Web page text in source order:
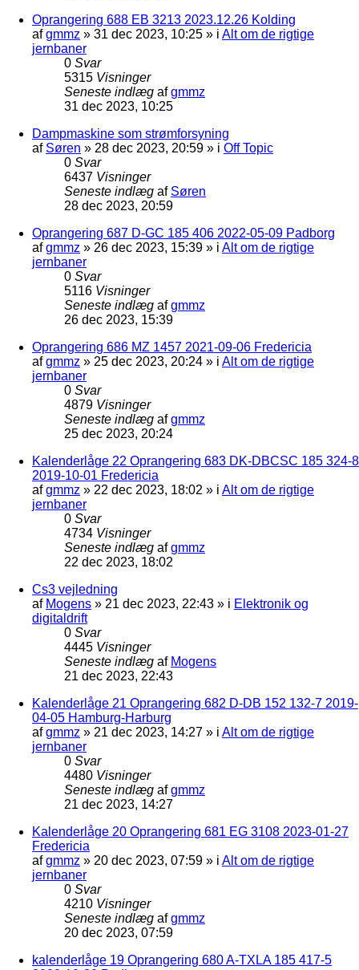
Oprangering 688 EB 3213 2023.12.26 Kolding
afgmmz » 31 dec 2023, 10:25 » i Alt om de rigtige
jernbaner
0 Svar
5315 Visninger
Seneste indlæg afgmmz
31 dec 2023, 10:25
Dampmaskine som strømforsyning
af Søren » 28 dec 2023, 20:59 » i Off Topic
0 Svar
6437 Visninger
Seneste indlæg af Søren
28 dec 2023, 20:59
Oprangering 687 D-GC 185 406 2022-05-09 Padborg
afgmmz » 26 dec 2023, 15:39 » i Alt om de rigtige
jernbaner
0 Svar
5116 Visninger
Seneste indlæg afgmmz
26 dec 2023, 15:39
Oprangering 686 MZ 1457 2021-09-06 Fredericia
afgmmz » 25 dec 2023, 20:24 » i Alt om de rigtige
jernbaner
0 Svar
4879 Visninger
Seneste indlæg afgmmz
25 dec 2023, 20:24
Kalenderlåge 22 Oprangering 683 DK-DBCSC 185 324-8
2019-10-01 Fredericia
afgmmz » 22 dec 2023, 18:02 » i Alt om de rigtige
jernbaner
0 Svar
4734 Visninger
Seneste indlæg afgmmz
22 dec 2023, 18:02
Cs3 vejledning
af Mogens » 21 dec 2023, 22:43 » i Elektronik og
digitaldrift
0 Svar
4445 Visninger
Seneste indlæg af Mogens
21 dec 2023, 22:43
Kalenderlåge 21 Oprangering 682 D-DB 152 132-7 2019-
04-05 Hamburg-Harburg
afgmmz » 21 dec 2023, 14:27 » i Alt om de rigtige
jernbaner
0 Svar
4480 Visninger
Seneste indlæg afgmmz
21 dec 2023, 14:27
Kalenderlåge 20 Oprangering 681 EG 3108 2023-01-27
Fredericia
afgmmz » 20 dec 2023, 07:59 » i Alt om de rigtige
jernbaner
0 Svar
4210 Visninger
Seneste indlæg afgmmz
20 dec 2023, 07:59
kalenderlåge 19 Oprangering 680 A-TXLA 185 417-5